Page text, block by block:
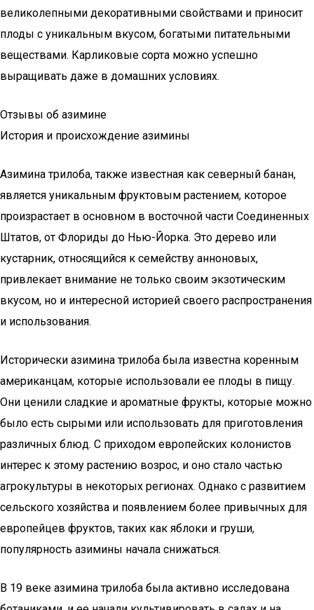
великолепными декоративными свойствами и приносит
плоды с уникальным вкусом, богатыми питательными
веществами. Карликовые сорта можно успешно
выращивать даже в домашних условиях.
Отзывы об азимине
История и происхождение азимины
Азимина трилоба, также известная как северный банан,
является уникальным фруктовым растением, которое
произрастает в основном в восточной части Соединенных
Штатов, от Флориды до Нью-Йорка. Это дерево или
кустарник, относящийся к семейству анноновых,
привлекает внимание не только своим экзотическим
вкусом, но и интересной историей своего распространения
и использования.
Исторически азимина трилоба была известна коренным
американцам, которые использовали ее плоды в пищу.
Они ценили сладкие и ароматные фрукты, которые можно
было есть сырыми или использовать для приготовления
различных блюд. С приходом европейских колонистов
интерес к этому растению возрос, и оно стало частью
агрокультуры в некоторых регионах. Однако с развитием
сельского хозяйства и появлением более привычных для
европейцев фруктов, таких как яблоки и груши,
популярность азимины начала снижаться.
В 19 веке азимина трилоба была активно исследована